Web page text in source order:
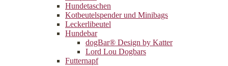
Hundetaschen
Kotbeutelspender und Minibags
Leckerlibeutel
Hundebar
dogBar® Design by Katter
Lord Lou Dogbars
Futternapf